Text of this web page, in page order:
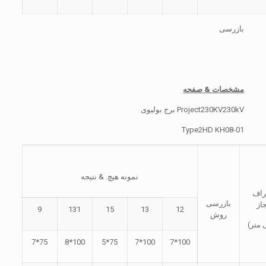
بازرسی
مشخصات & صفحه
Project230KV230kV برج بولیوی
Type2HD KH08-01
متر)
بازرسی
روش
نمونه هیچ. & نتیجه
12
13
15
131
9
100*7
100*7
75*5
100*8
75*7